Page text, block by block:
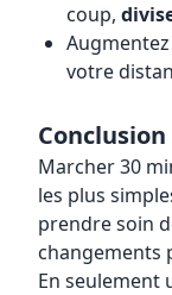
coup,
votre
Conclusion
Marcher 30
les plus
prendre soin
changements
En seulement